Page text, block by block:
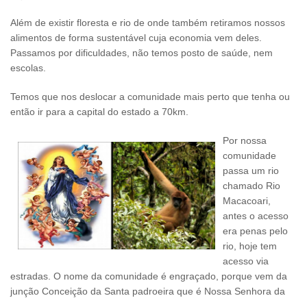
Além de existir floresta e rio de onde também retiramos nossos
alimentos de forma sustentável cuja economia vem deles.
Passamos por dificuldades, não temos posto de saúde, nem
escolas.
Temos que nos deslocar a comunidade mais perto que tenha ou
então ir para a capital do estado a 70km.
Por nossa
comunidade
passa um rio
chamado Rio
Macacoari,
antes o acesso
era penas pelo
rio, hoje tem
acesso via
estradas. O nome da comunidade é engraçado, porque vem da
junção Conceição da Santa padroeira que é Nossa Senhora da